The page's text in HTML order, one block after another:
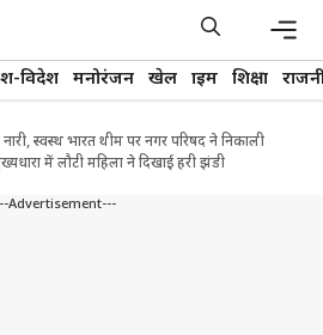
विदेश मनोरंजन खेल क्राइम शिक्षा
स्वस्थ भारत थीम पर नगर परिषद ने निकाली
में लौटी महिला ने दिखाई हरी झंडी
Advertisement---